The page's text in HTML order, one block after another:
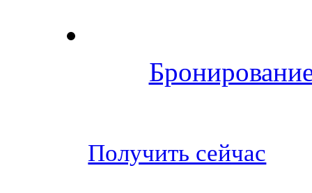
Получить сейчас